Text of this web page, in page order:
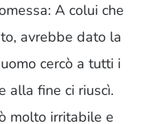
A colui che
avrebbe dato la
cercò a tutti i
alla fine ci riuscì.
molto irritabile e